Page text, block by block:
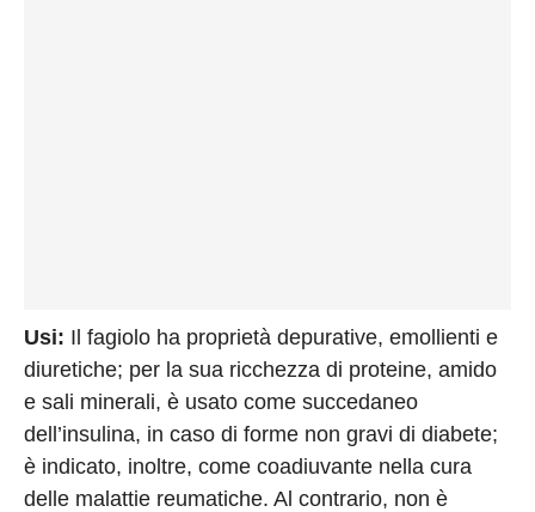
Usi: Il fagiolo ha proprietà depurative, emollienti e
diuretiche; per la sua ricchezza di proteine, amido
e sali minerali, è usato come succedaneo
dell’insulina, in caso di forme non gravi di diabete;
è indicato, inoltre, come coadiuvante nella cura
delle malattie reumatiche. Al contrario, non è